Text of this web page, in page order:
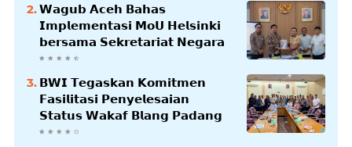
𝗪𝗮𝗴𝘂𝗯 𝗔𝗰𝗲𝗵 𝗕𝗮𝗵𝗮𝘀
𝗜𝗺𝗽𝗹𝗲𝗺𝗲𝗻𝘁𝗮𝘀𝗶 𝗠𝗼𝗨 𝗛𝗲𝗹𝘀𝗶𝗻𝗸𝗶
𝗯𝗲𝗿𝘀𝗮𝗺𝗮 𝗦𝗲𝗸𝗿𝗲𝘁𝗮𝗿𝗶𝗮𝘁 𝗡𝗲𝗴𝗮𝗿𝗮
𝗕𝗪𝗜 𝗧𝗲𝗴𝗮𝘀𝗸𝗮𝗻 𝗞𝗼𝗺𝗶𝘁𝗺𝗲𝗻
𝗙𝗮𝘀𝗶𝗹𝗶𝘁𝗮𝘀𝗶 𝗣𝗲𝗻𝘆𝗲𝗹𝗲𝘀𝗮𝗶𝗮𝗻
𝗦𝘁𝗮𝘁𝘂𝘀 𝗪𝗮𝗸𝗮𝗳 𝗕𝗹𝗮𝗻𝗴 𝗣𝗮𝗱𝗮𝗻𝗴